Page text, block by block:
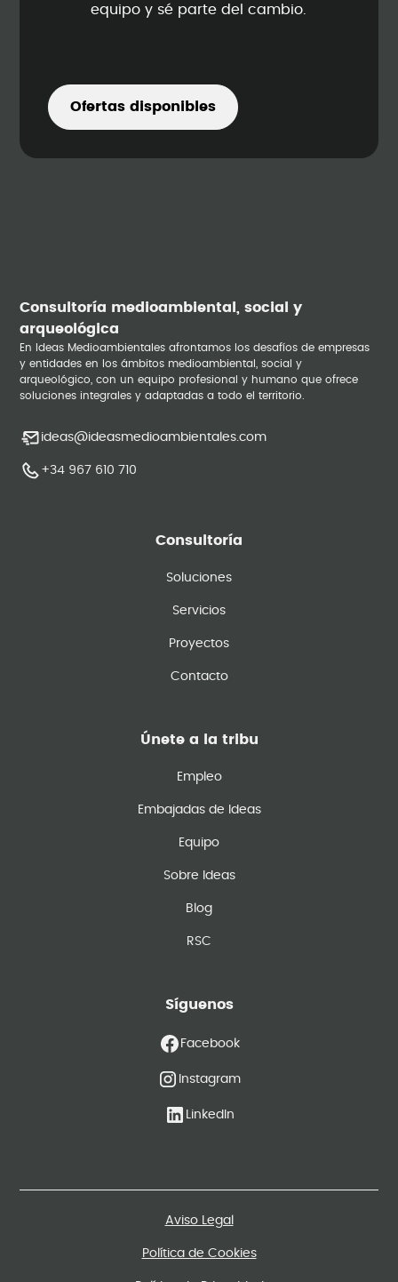
equipo y sé parte del cambio.
Ofertas disponibles
Consultoría medioambiental, social y
arqueológica
En Ideas Medioambientales afrontamos los desafíos de empresas
y entidades en los ámbitos medioambiental, social y
arqueológico, con un equipo profesional y humano que ofrece
soluciones integrales y adaptadas a todo el territorio.
ideas@ideasmedioambientales.com
+34 967 610 710
Consultoría
Soluciones
Servicios
Proyectos
Contacto
Únete a la tribu
Empleo
Embajadas de Ideas
Equipo
Sobre Ideas
Blog
RSC
Síguenos
Facebook
Instagram
LinkedIn
Aviso Legal
Política de Cookies